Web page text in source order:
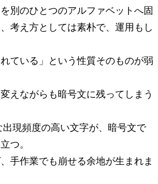
別のひとつのアルファベットへ固
考え方としては素朴で、運用もし
ている」という性質そのものが弱
えながらも暗号文に残ってしまう
現頻度の高い文字が、暗号文で
つ。
手作業でも崩せる余地が生まれま